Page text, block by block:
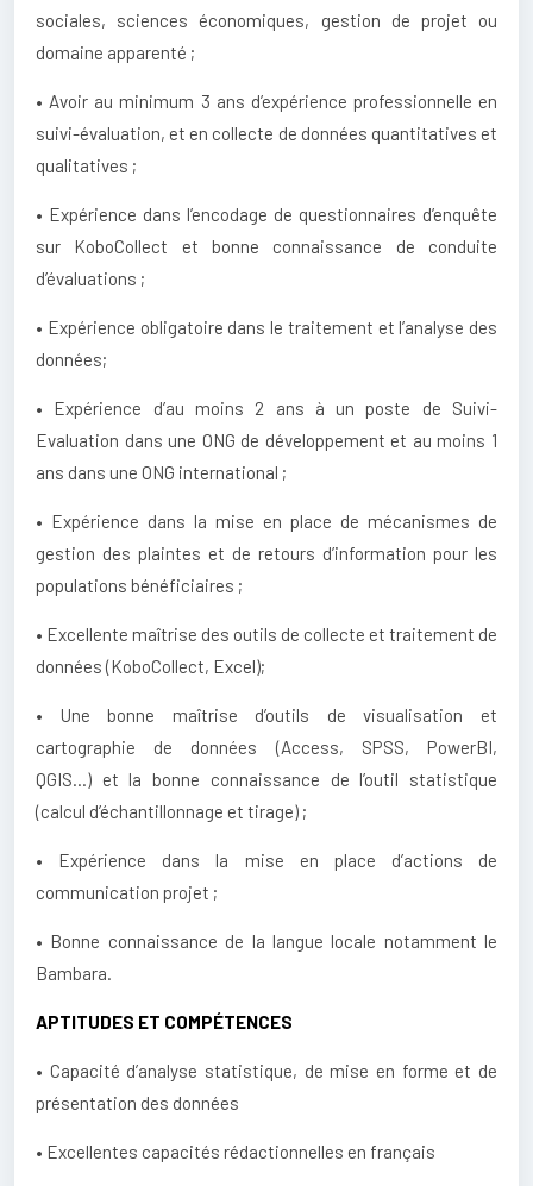
sociales, sciences économiques, gestion de projet ou
domaine apparenté ;
• Avoir au minimum 3 ans d’expérience professionnelle en
suivi-évaluation, et en collecte de données quantitatives et
qualitatives ;
• Expérience dans l’encodage de questionnaires d’enquête
sur KoboCollect et bonne connaissance de conduite
d’évaluations ;
• Expérience obligatoire dans le traitement et l’analyse des
données;
• Expérience d’au moins 2 ans à un poste de Suivi-
Evaluation dans une ONG de développement et au moins 1
ans dans une ONG international ;
• Expérience dans la mise en place de mécanismes de
gestion des plaintes et de retours d’information pour les
populations bénéficiaires ;
• Excellente maîtrise des outils de collecte et traitement de
données (KoboCollect, Excel);
• Une bonne maîtrise d’outils de visualisation et
cartographie de données (Access, SPSS, PowerBI,
QGIS…) et la bonne connaissance de l’outil statistique
(calcul d’échantillonnage et tirage) ;
• Expérience dans la mise en place d’actions de
communication projet ;
• Bonne connaissance de la langue locale notamment le
Bambara.
APTITUDES ET COMPÉTENCES
• Capacité d’analyse statistique, de mise en forme et de
présentation des données
• Excellentes capacités rédactionnelles en français